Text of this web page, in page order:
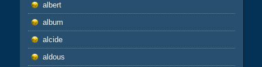
albert
album
alcide
aldous